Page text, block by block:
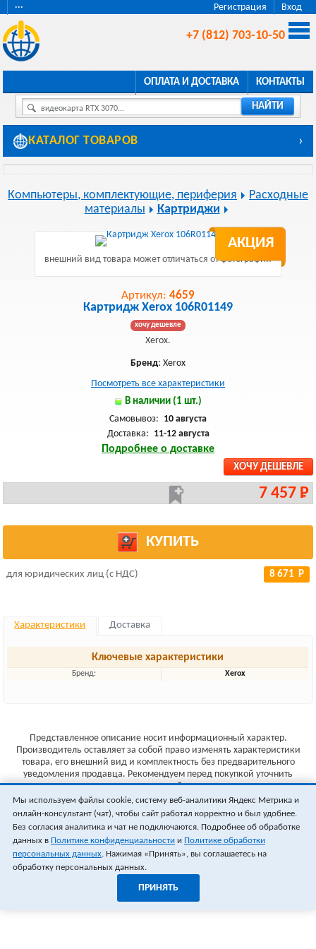
Регистрация Вход
···
+7 (812) 703-10-50
ОПЛАТА И ДОСТАВКА КОНТАКТЫ
видеокарта RTX 3070... НАЙТИ
КАТАЛОГ ТОВАРОВ ›
Компьютеры, комплектующие, периферия
Расходные
материалы
Картриджи
АКЦИЯ
внешний вид товара может отличаться от фотографии
Артикул: 4659
Картридж Xerox 106R01149
хочу дешевле
Xerox.
Бренд: Xerox
Посмотреть все характеристики
В наличии (1 шт.)
Самовывоз: 10 августа
Доставка: 11-12 августа
Подробнее о доставке
ХОЧУ ДЕШЕВЛЕ
7 457 Р
КУПИТЬ
для юридических лиц (с НДС) 8 671 Р
Характеристики Доставка
Ключевые характеристики
Бренд: Xerox
Представленное описание носит информационный характер.
Производитель оставляет за собой право изменять характеристики
товара, его внешний вид и комплектность без предварительного
уведомления продавца. Рекомендуем перед покупкой уточнить
характеристики товара на сайте производителя.
Указанные цены не являются публичной офертой (ст.435 ГК РФ).
Стоимость и наличие товара уточняйте у менеджера.
Мы используем файлы cookie, систему веб-аналитики Яндекс Метрика и
онлайн-консультант (чат), чтобы сайт работал корректно и был удобнее.
Без согласия аналитика и чат не подключаются. Подробнее об обработке
данных в Политике конфиденциальности и Политике обработки
персональных данных. Нажимая «Принять», вы соглашаетесь на
обработку персональных данных.
ПРИНЯТЬ